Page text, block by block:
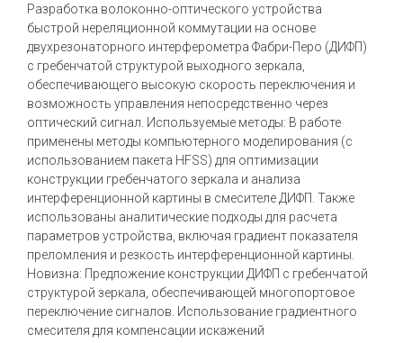
Разработка волоконно-оптического устройства
быстрой нереляционной коммутации на основе
двухрезонаторного интерферометра Фабри-Перо (ДИФП)
с гребенчатой структурой выходного зеркала,
обеспечивающего высокую скорость переключения и
возможность управления непосредственно через
оптический сигнал. Используемые методы: В работе
применены методы компьютерного моделирования (с
использованием пакета HFSS) для оптимизации
конструкции гребенчатого зеркала и анализа
интерференционной картины в смесителе ДИФП. Также
использованы аналитические подходы для расчета
параметров устройства, включая градиент показателя
преломления и резкость интерференционной картины.
Новизна: Предложение конструкции ДИФП с гребенчатой
структурой зеркала, обеспечивающей многопортовое
переключение сигналов. Использование градиентного
смесителя для компенсации искажений